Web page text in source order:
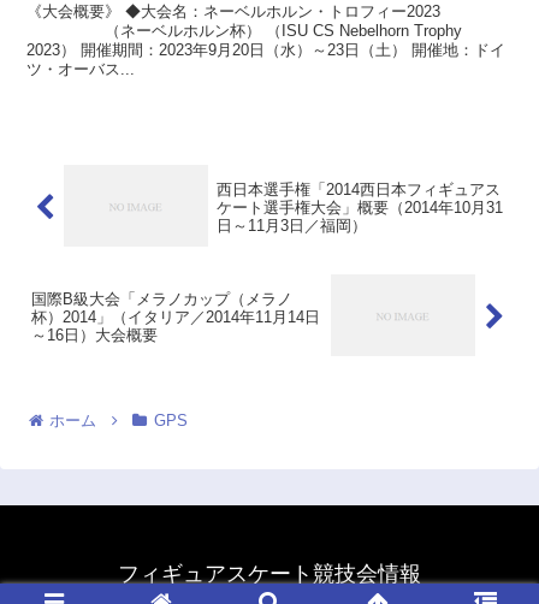
《大会概要》 ◆大会名：ネーベルホルン・トロフィー2023
（ネーベルホルン杯） （ISU CS Nebelhorn Trophy
2023） 開催期間：2023年9月20日（水）～23日（土） 開催地：ドイ
ツ・オーバス...
西日本選手権「2014西日本フィギュアス
ケート選手権大会」概要（2014年10月31
日～11月3日／福岡）
国際B級大会「メラノカップ（メラノ
杯）2014」（イタリア／2014年11月14日
～16日）大会概要
ホーム GPS
フィギュアスケート競技会情報